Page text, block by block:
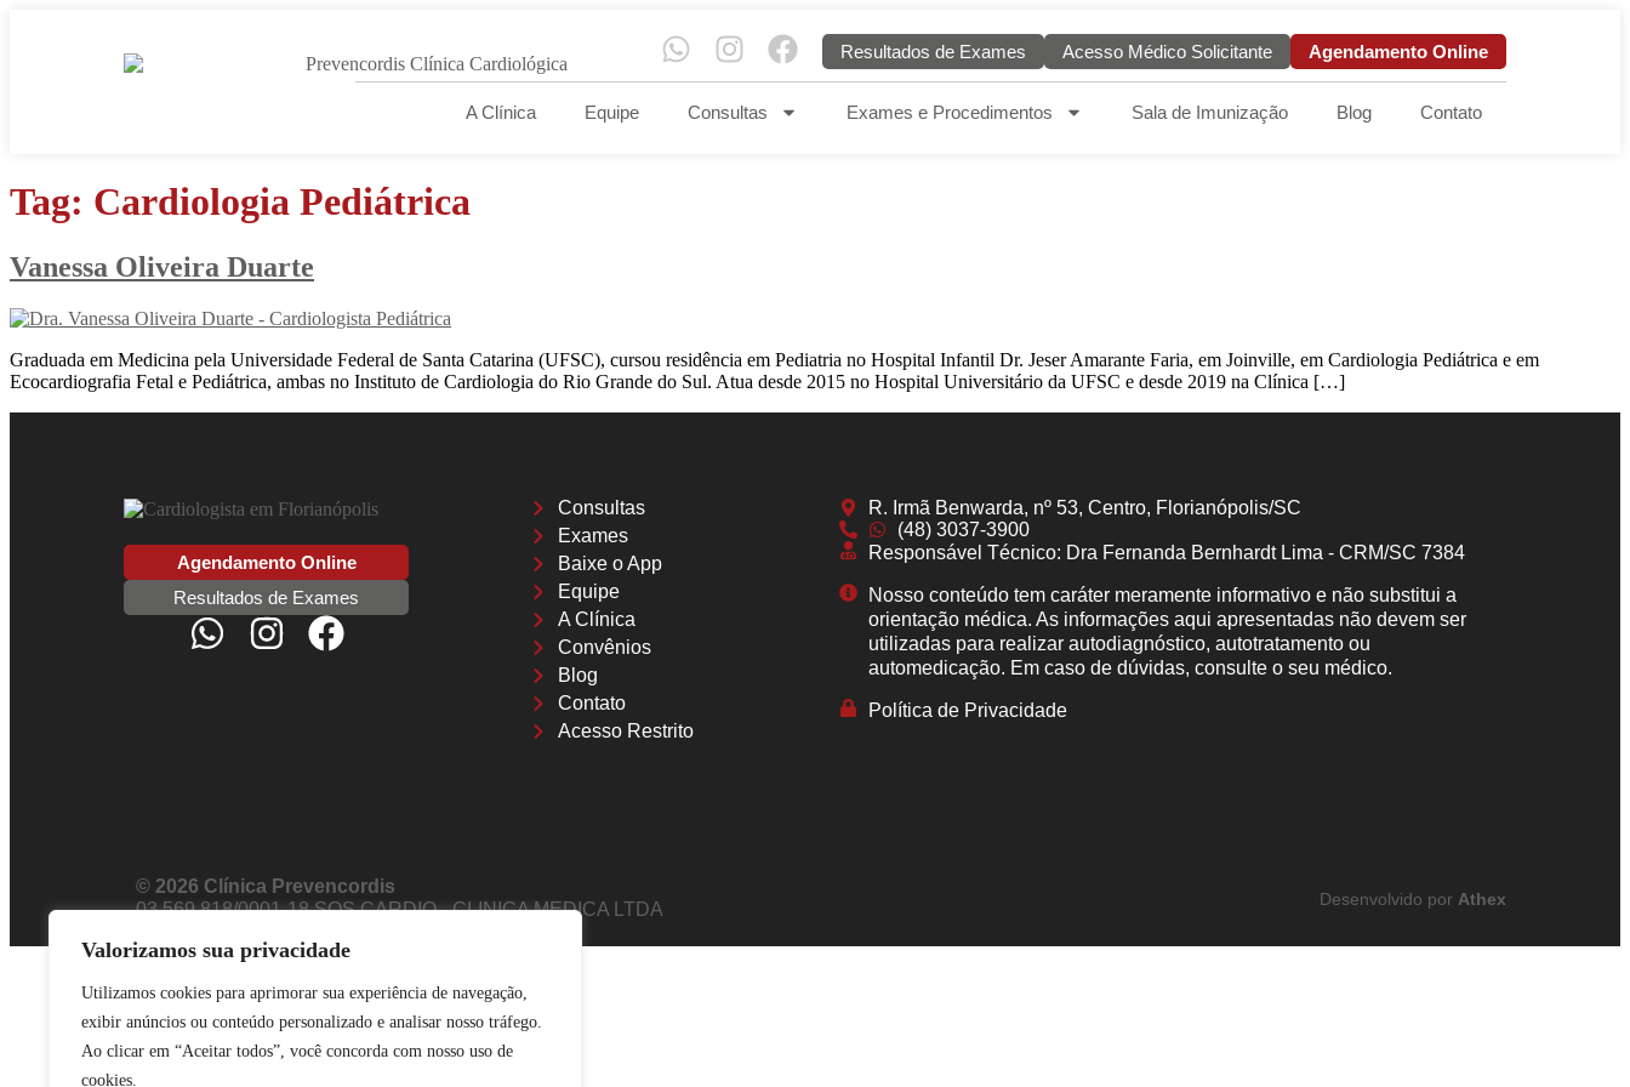
Valorizamos sua privacidade
Utilizamos cookies para aprimorar sua experiência de navegação,
exibir anúncios ou conteúdo personalizado e analisar nosso tráfego.
Ao clicar em “Aceitar todos”, você concorda com nosso uso de
cookies.
Resultados de Exames Acesso Médico Solicitante Agendamento Online
A Clínica Equipe Consultas Exames e Procedimentos Sala de Imunização Blog Contato
Tag: Cardiologia Pediátrica
Vanessa Oliveira Duarte
Graduada em Medicina pela Universidade Federal de Santa Catarina (UFSC), cursou residência em Pediatria no Hospital Infantil Dr. Jeser Amarante Faria, em Joinville, em Cardiologia Pediátrica e em
Ecocardiografia Fetal e Pediátrica, ambas no Instituto de Cardiologia do Rio Grande do Sul. Atua desde 2015 no Hospital Universitário da UFSC e desde 2019 na Clínica […]
Agendamento Online
Resultados de Exames
Consultas
Exames
Baixe o App
Equipe
A Clínica
Convênios
Blog
Contato
Acesso Restrito
R. Irmã Benwarda, nº 53, Centro, Florianópolis/SC
(48) 3037-3900
Responsável Técnico: Dra Fernanda Bernhardt Lima - CRM/SC 7384
Nosso conteúdo tem caráter meramente informativo e não substitui a
orientação médica. As informações aqui apresentadas não devem ser
utilizadas para realizar autodiagnóstico, autotratamento ou
automedicação. Em caso de dúvidas, consulte o seu médico.
Política de Privacidade
© 2026 Clínica Prevencordis
03.569.818/0001-18 SOS CARDIO - CLINICA MEDICA LTDA
Desenvolvido por Athex